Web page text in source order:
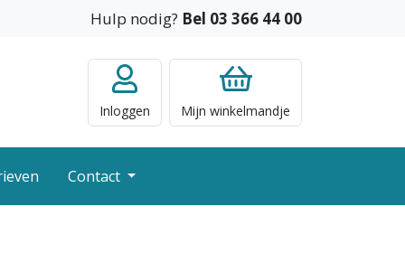
Hulp nodig? Bel 03 366 44 00
Inloggen Mijn winkelmandje
Contact